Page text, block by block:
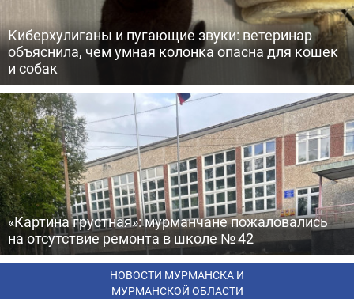
Киберхулиганы и пугающие звуки: ветеринар
объяснила, чем умная колонка опасна для кошек
и собак
«Картина грустная»: мурманчане пожаловались
на отсутствие ремонта в школе № 42
НОВОСТИ МУРМАНСКА И
МУРМАНСКОЙ ОБЛАСТИ